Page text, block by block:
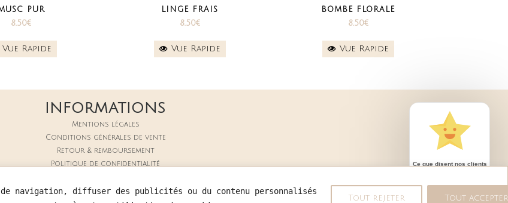
navigation, diffuser des publicités ou du contenu personnalisés
Tout rejeter Tout accepter
PUR
8.50€
Vue Rapide
LINGE FRAIS
8.50€
Vue Rapide
BOMBE FLORALE
8.50€
Vue Rapide
INFORMATIONS
Mentions légales
Conditions générales de vente
Retour & remboursement
Politique de confidentialité
Ce que disent nos clients
689 avis